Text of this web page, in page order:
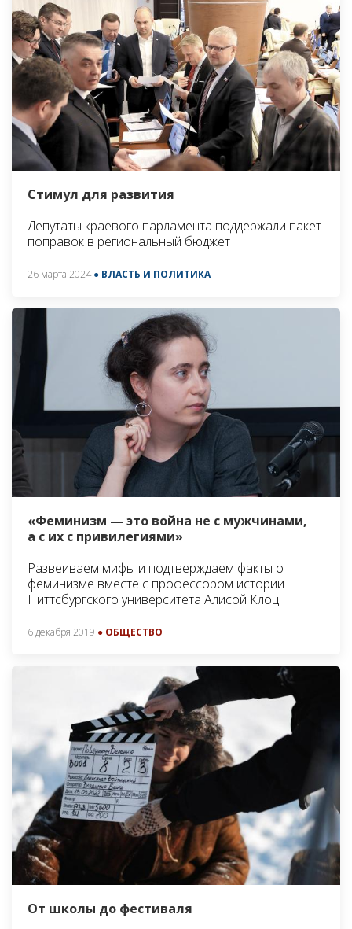
Стимул для развития
Депутаты краевого парламента поддержали пакет
поправок в региональный бюджет
26 марта 2024● ВЛАСТЬ И ПОЛИТИКА
«Феминизм — это война не с мужчинами,
а с их с привилегиями»
Развеиваем мифы и подтверждаем факты о
феминизме вместе с профессором истории
Питтсбургского университета Алисой Клоц
6 декабря 2019 ● ОБЩЕСТВО
От школы до фестиваля